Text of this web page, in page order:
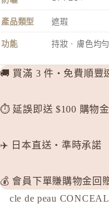
產品類型 遮瑕
功能 持妝 · 膚色均勻
🚚 買滿 3 件・免費順豐
⏱️ 延誤即送 $100 購物
✈️ 日本直送・準時承諾
💰 會員下單賺購物金回
cle de peau